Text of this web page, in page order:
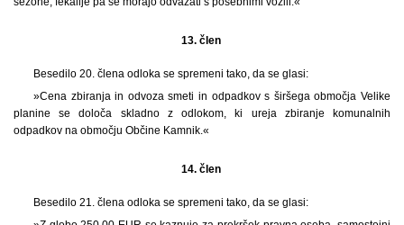
13. člen
Besedilo 20. člena odloka se spremeni tako, da se glasi:
»Cena zbiranja in odvoza smeti in odpadkov s širšega območja Velike
planine se določa skladno z odlokom, ki ureja zbiranje komunalnih
odpadkov na območju Občine Kamnik.«
14. člen
Besedilo 21. člena odloka se spremeni tako, da se glasi: